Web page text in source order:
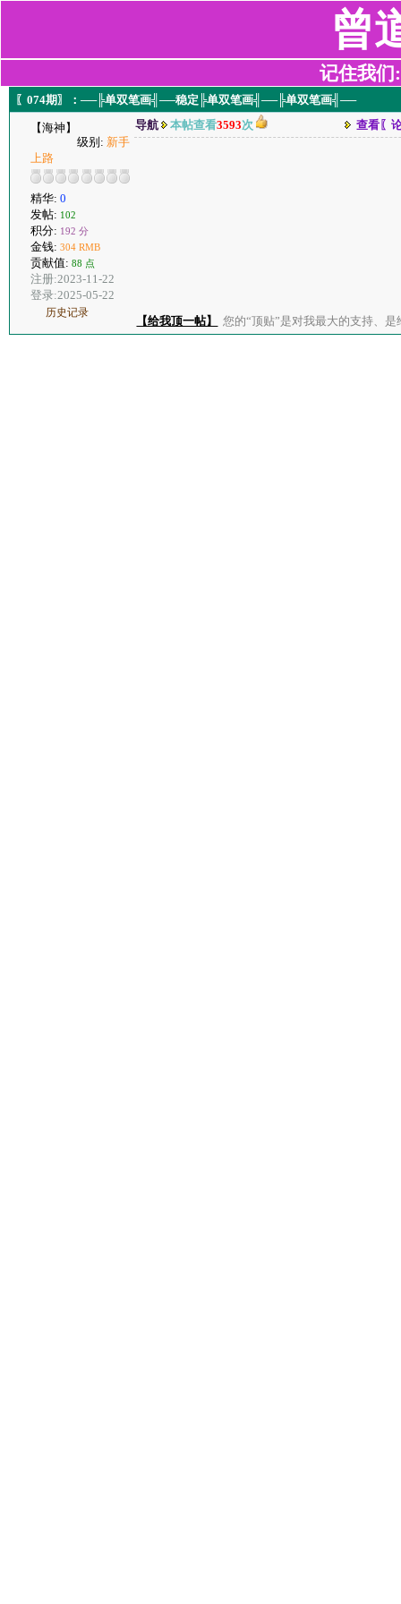
曾
记住我们
〖074期〗：──╠单双笔画╣──稳定╠单双笔画╣──╠单双笔画╣──
【海神】
级别: 新手
上路
精华: 0
发帖: 102
积分: 192 分
金钱: 304 RMB
贡献值: 88 点
注册:2023-11-22
登录:2025-05-22
历史记录
导航 本帖查看3593次 查看〖
【给我顶一帖】 您的“顶贴”是对我最大的支持、